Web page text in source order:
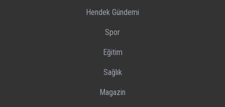
Hendek Gündemi
Spor
Eğitim
Sağlık
Magazin